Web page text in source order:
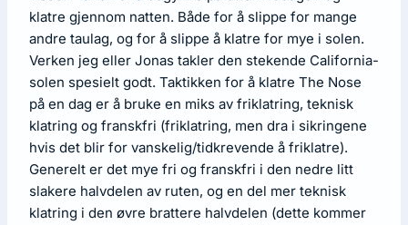
klatre gjennom natten. Både for å slippe for mange
andre taulag, og for å slippe å klatre for mye i solen.
Verken jeg eller Jonas takler den stekende California-
solen spesielt godt. Taktikken for å klatre The Nose
på en dag er å bruke en miks av friklatring, teknisk
klatring og franskfri (friklatring, men dra i sikringene
hvis det blir for vanskelig/tidkrevende å friklatre).
Generelt er det mye fri og franskfri i den nedre litt
slakere halvdelen av ruten, og en del mer teknisk
klatring i den øvre brattere halvdelen (dette kommer